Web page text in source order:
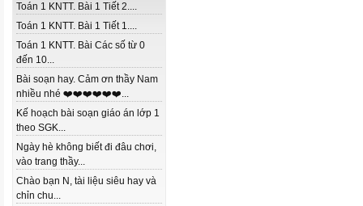
Toán 1 KNTT. Bài 1 Tiết 2....
Toán 1 KNTT. Bài 1 Tiết 1....
Toán 1 KNTT. Bài Các số từ 0
đến 10...
Bài soạn hay. Cảm ơn thầy Nam
nhiều nhé ❤️❤️❤️❤️❤️❤️...
Kế hoạch bài soạn giáo án lớp 1
theo SGK...
Ngày hè không biết đi đâu chơi,
vào trang thầy...
Chào bạn N, tài liệu siêu hay và
chỉn chu...